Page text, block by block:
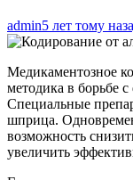
admin5 лет тому
Медикаментозное
методика в борьбе
Специальные
шприца.
возможность
увеличить